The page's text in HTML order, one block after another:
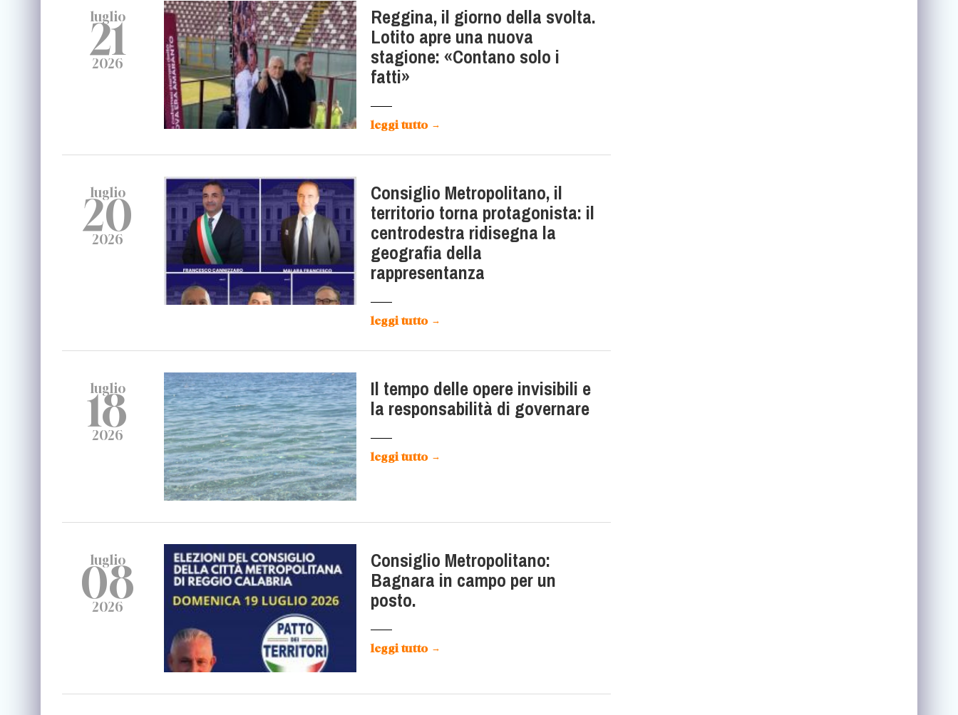
luglio
21
2026
Reggina, il giorno della svolta.
Lotito apre una nuova
stagione: «Contano solo i
fatti»
leggi tutto →
luglio
20
2026
Consiglio Metropolitano, il
territorio torna protagonista: il
centrodestra ridisegna la
geografia della
rappresentanza
leggi tutto →
luglio
18
2026
Il tempo delle opere invisibili e
la responsabilità di governare
leggi tutto →
luglio
08
2026
Consiglio Metropolitano:
Bagnara in campo per un
posto.
leggi tutto →